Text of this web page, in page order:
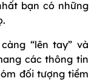
bạn có những
“lên tay” và
các thông tin
đối tượng tiềm